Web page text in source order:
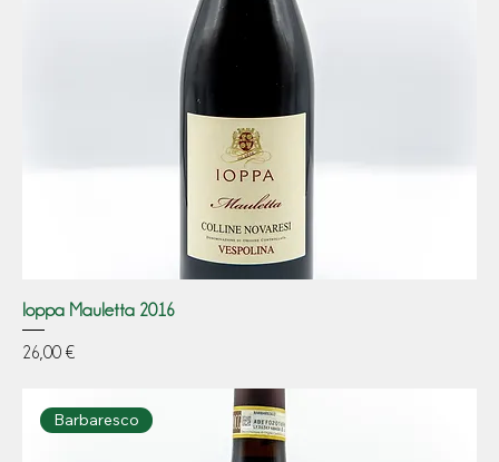
Ioppa Mauletta 2016
Prezzo
26,00 €
Barbaresco